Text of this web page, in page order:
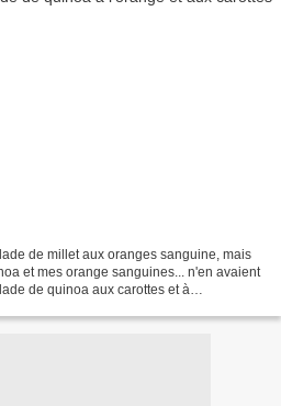
de millet aux oranges sanguine, mais
et mes orange sanguines... n'en avaient
de quinoa aux carottes et à